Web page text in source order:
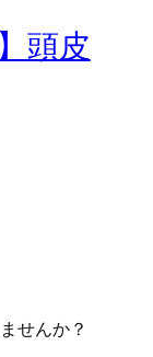
頭皮
せんか？